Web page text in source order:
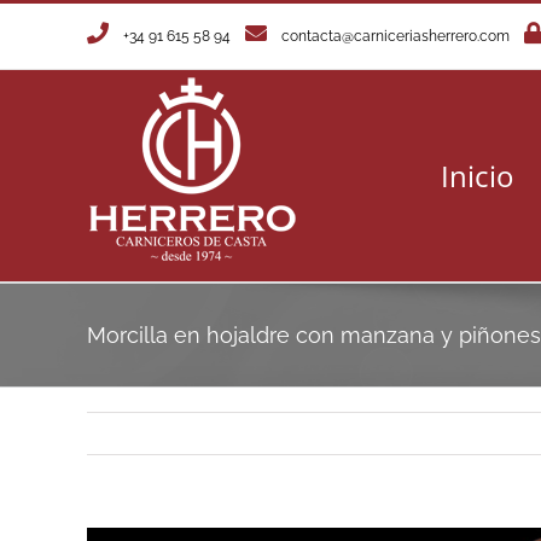
+34 91 615 58 94 contacta@carniceriasherrero.com
Inicio
Morcilla en hojaldre con manzana y piñones